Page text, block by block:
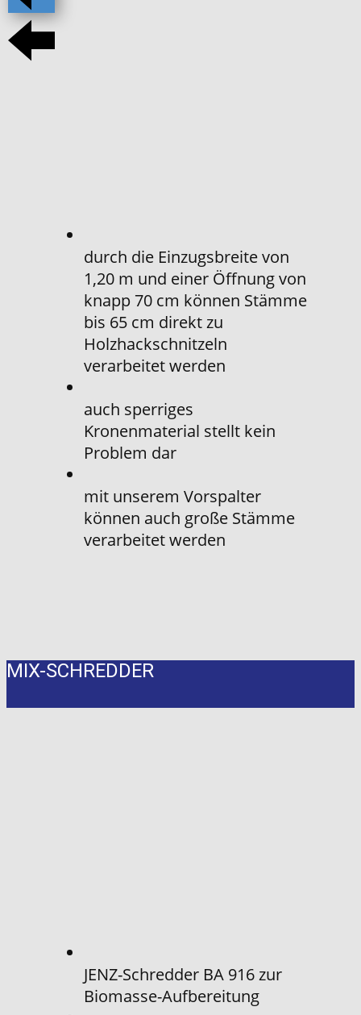
durch die Einzugsbreite von
1,20 m und einer Öffnung von
knapp 70 cm können Stämme
bis 65 cm direkt zu
Holzhackschnitzeln
verarbeitet werden
auch sperriges
Kronenmaterial stellt kein
Problem dar
mit unserem Vorspalter
können auch große Stämme
verarbeitet werden
MIX-SCHREDDER
JENZ-Schredder BA 916 zur
Biomasse-Aufbereitung